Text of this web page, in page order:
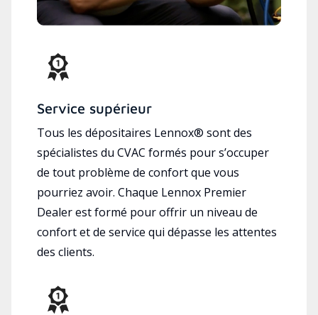
Service supérieur
Tous les dépositaires Lennox® sont des
spécialistes du CVAC formés pour s’occuper
de tout problème de confort que vous
pourriez avoir. Chaque Lennox Premier
Dealer est formé pour offrir un niveau de
confort et de service qui dépasse les attentes
des clients.